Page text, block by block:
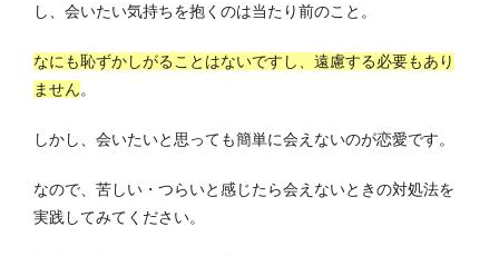
し、会いたい気持ちを抱くのは当たり前のこと。
なにも恥ずかしがることはないですし、遠慮する必要もあり
ません。
しかし、会いたいと思っても簡単に会えないのが恋愛です。
なので、苦しい・つらいと感じたら会えないときの対処法を
実践してみてください。